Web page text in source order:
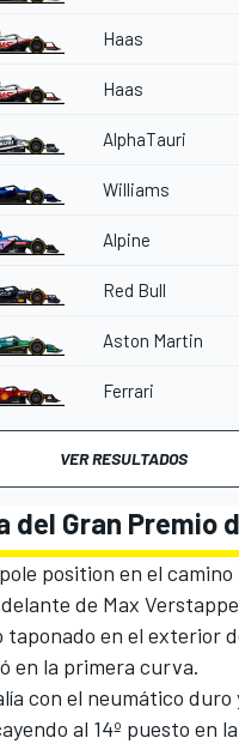
Haas
Haas
AlphaTauri
Williams
Alpine
Red Bull
Aston Martin
Ferrari
VER RESULTADOS
Gran Premio
position en el camino
de Max
en el exterior
en la primera curva.
con el neumático
al 14º puesto en